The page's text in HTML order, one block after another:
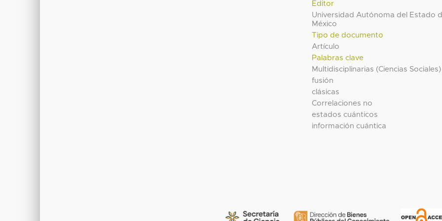
Editor
Universidad Autónoma del Estado
México
Tipo de documento
Artículo
Palabras clave
Multidisciplinarias (Ciencias Sociales)
fusión
clásicas
Correlaciones no
estados cuánticos
información cuántica